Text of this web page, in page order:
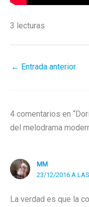
3 lecturas
← Entrada anterior
4 comentarios en
del melodrama
MM
23/12/2016 A
La verdad es que la